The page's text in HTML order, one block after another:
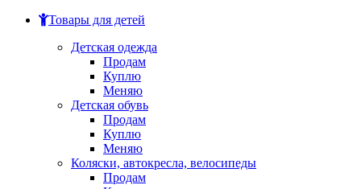
Товары для детей
Детская одежда
Продам
Куплю
Меняю
Детская обувь
Продам
Куплю
Меняю
Коляски, автокресла, велосипеды
Продам